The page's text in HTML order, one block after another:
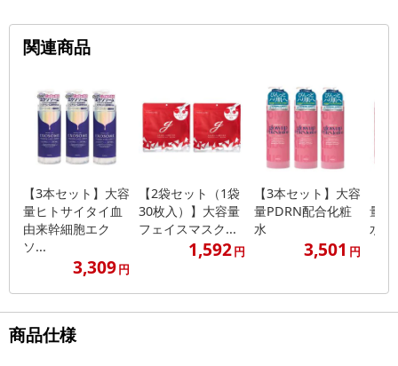
関連商品
【3本セット】大容
量ヒトサイタイ血
由来幹細胞エク
ソ...
3,309円
【2袋セット（1袋
30枚入）】大容量
フェイスマスク...
1,592円
【3本セット】大容
量PDRN配合化粧
水
3,501 円
量
水
商品仕様